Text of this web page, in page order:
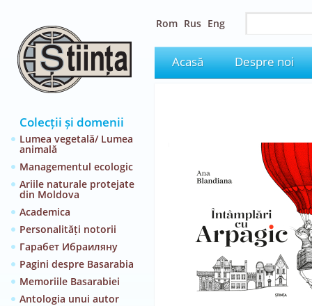
Colecții și domenii
Lumea vegetală/ Lumea
animală
Managementul ecologic
Ariile naturale protejate
din Moldova
Academica
Personalități notorii
Гарабет Ибраиляну
Pagini despre Basarabia
Memoriile Basarabiei
Antologia unui autor
Rom Rus Eng
Acasă Despre noi